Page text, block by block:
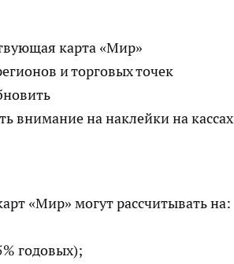
карта «Мир»
и торговых точек
внимание на наклейки на кассах
«Мир» могут рассчитывать на:
годовых);